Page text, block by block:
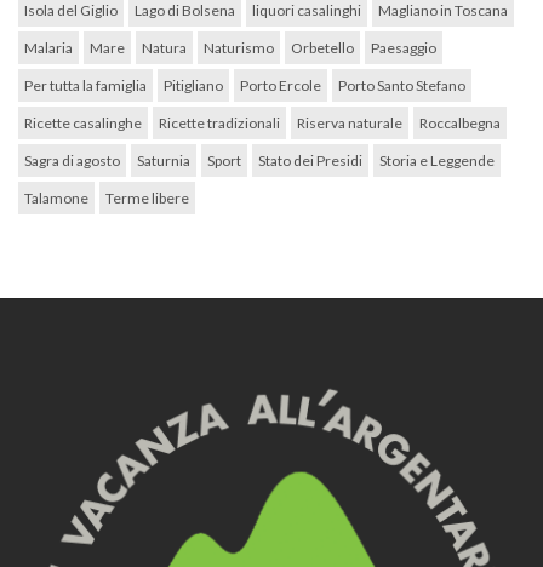
Isola del Giglio Lago di Bolsena liquori casalinghi Magliano in Toscana
Malaria Mare Natura Naturismo Orbetello Paesaggio
Per tutta la famiglia Pitigliano Porto Ercole Porto Santo Stefano
Ricette casalinghe Ricette tradizionali Riserva naturale Roccalbegna
Sagra di agosto Saturnia Sport Stato dei Presidi Storia e Leggende
Talamone Terme libere